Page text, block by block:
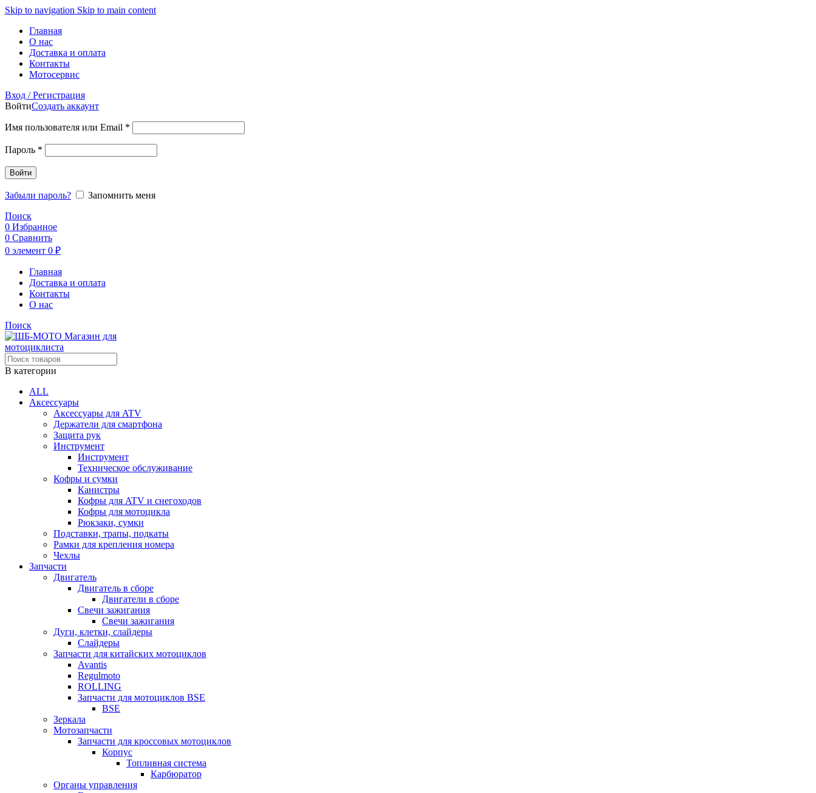
Skip to navigation Skip to main content
Главная
О нас
Доставка и оплата
Контакты
Мотосервис
Вход / Регистрация
ВойтиСоздать аккаунт
Имя пользователя или Email *
Пароль *
Войти
Забыли пароль?
Запомнить меня
Поиск
0 Избранное
0 Сравнить
0 элемент 0 ₽
Главная
Доставка и оплата
Контакты
О нас
Поиск
В категории
ALL
Аксессуары
Аксессуары для ATV
Держатели для смартфона
Защита рук
Инструмент
Инструмент
Техническое обслуживание
Кофры и сумки
Канистры
Кофры для ATV и снегоходов
Кофры для мотоцикла
Рюкзаки, сумки
Подставки, трапы, подкаты
Рамки для крепления номера
Чехлы
Запчасти
Двигатель
Двигатель в сборе
Двигатели в сборе
Свечи зажигания
Свечи зажигания
Дуги, клетки, слайдеры
Слайдеры
Запчасти для китайских мотоциклов
Avantis
Regulmoto
ROLLING
Запчасти для мотоциклов BSE
BSE
Зеркала
Мотозапчасти
Запчасти для кроссовых мотоциклов
Корпус
Топливная система
Карбюратор
Органы управления